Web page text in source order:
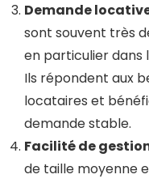
Demande
sont souvent très
en particulier dans
Ils répondent aux
locataires et
demande stable.
Facilité de
de taille moyenne